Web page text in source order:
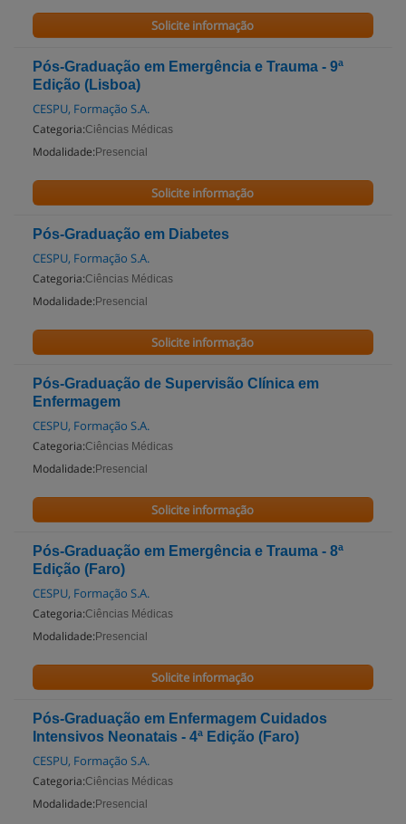
Solicite informação
Pós-Graduação em Emergência e Trauma - 9ª
Edição (Lisboa)
CESPU, Formação S.A.
Categoria:Ciências Médicas
Modalidade: Presencial
Solicite informação
Pós-Graduação em Diabetes
CESPU, Formação S.A.
Categoria:Ciências Médicas
Modalidade: Presencial
Solicite informação
Pós-Graduação de Supervisão Clínica em
Enfermagem
CESPU, Formação S.A.
Categoria:Ciências Médicas
Modalidade: Presencial
Solicite informação
Pós-Graduação em Emergência e Trauma - 8ª
Edição (Faro)
CESPU, Formação S.A.
Categoria:Ciências Médicas
Modalidade: Presencial
Solicite informação
Pós-Graduação em Enfermagem Cuidados
Intensivos Neonatais - 4ª Edição (Faro)
CESPU, Formação S.A.
Categoria:Ciências Médicas
Modalidade: Presencial